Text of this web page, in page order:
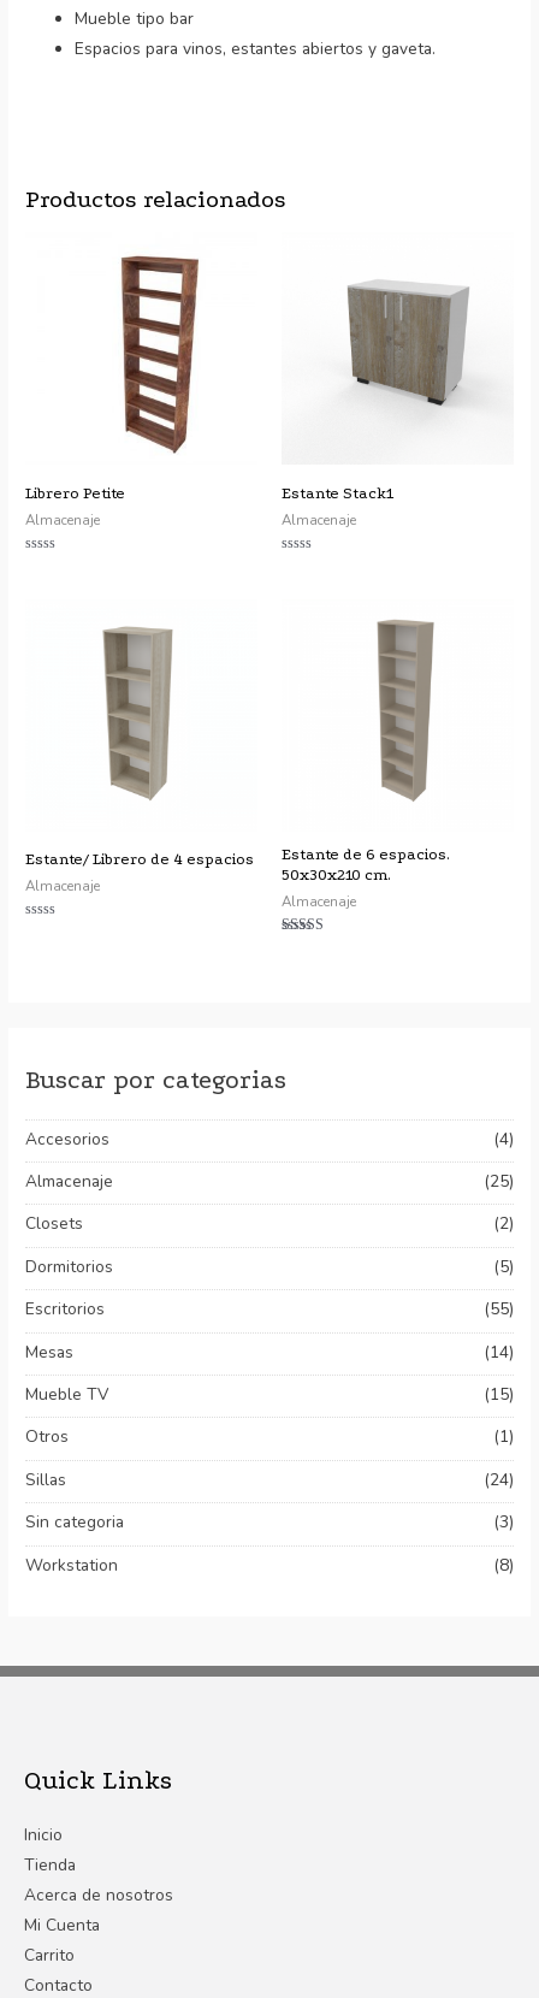
Buscar por categorias
Accesorios
(4)
Almacenaje
(25)
Closets
(2)
Dormitorios
(5)
Escritorios
(55)
Mesas
(14)
Mueble TV
(15)
Otros
(1)
Sillas
(24)
Sin categoria
(3)
Workstation
(8)
Mueble tipo bar
Espacios para vinos, estantes abiertos y gaveta.
Productos relacionados
Librero Petite
Almacenaje
Estante Stack1
Almacenaje
Estante/ Librero de 4 espacios
Almacenaje
Estante de 6 espacios.
50x30x210 cm.
Almacenaje
Quick Links
Inicio
Tienda
Acerca de nosotros
Mi Cuenta
Carrito
Contacto